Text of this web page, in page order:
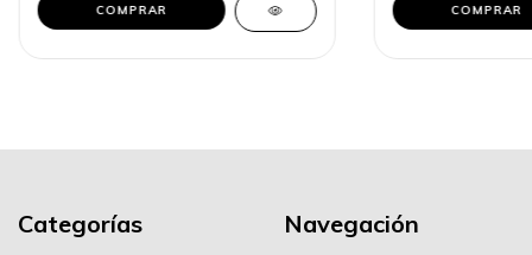
COMPRAR COMPRAR
Categorías Navegación